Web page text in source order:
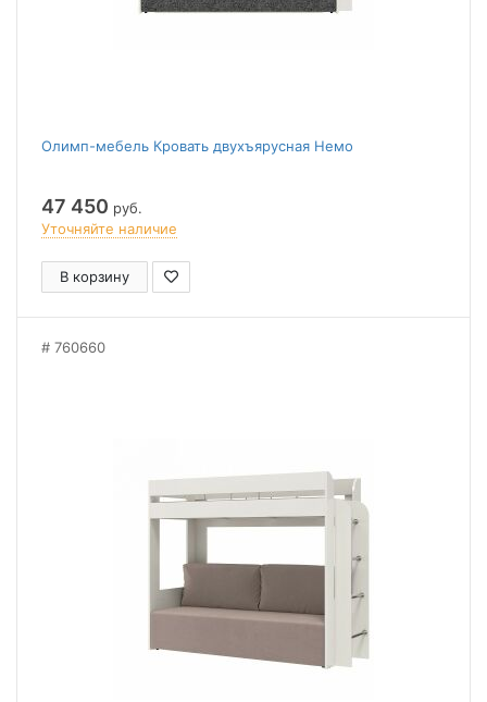
Олимп-мебель Кровать двухъярусная Немо
47 450 руб.
Уточняйте наличие
В корзину
760660